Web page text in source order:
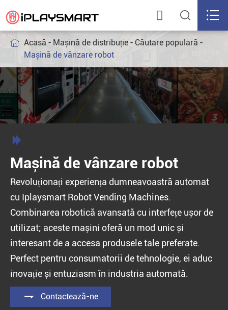
  
 Acasă Mașină de distribuție
Căutare populară
Mașină de vânzare robot

Mașină de vânzare robot
Revoluționați experiența dumneavoastră automat
cu Iplaysmart Robot Vending Machines.
Combinarea robotică avansată cu interfețe ușor de
utilizat; aceste mașini oferă un mod unic și
interesant de a accesa produsele tale preferate.
Perfect pentru consumatorii de tehnologie, ei aduc
inovație și entuziasm în industria automată.
 Contactează-ne